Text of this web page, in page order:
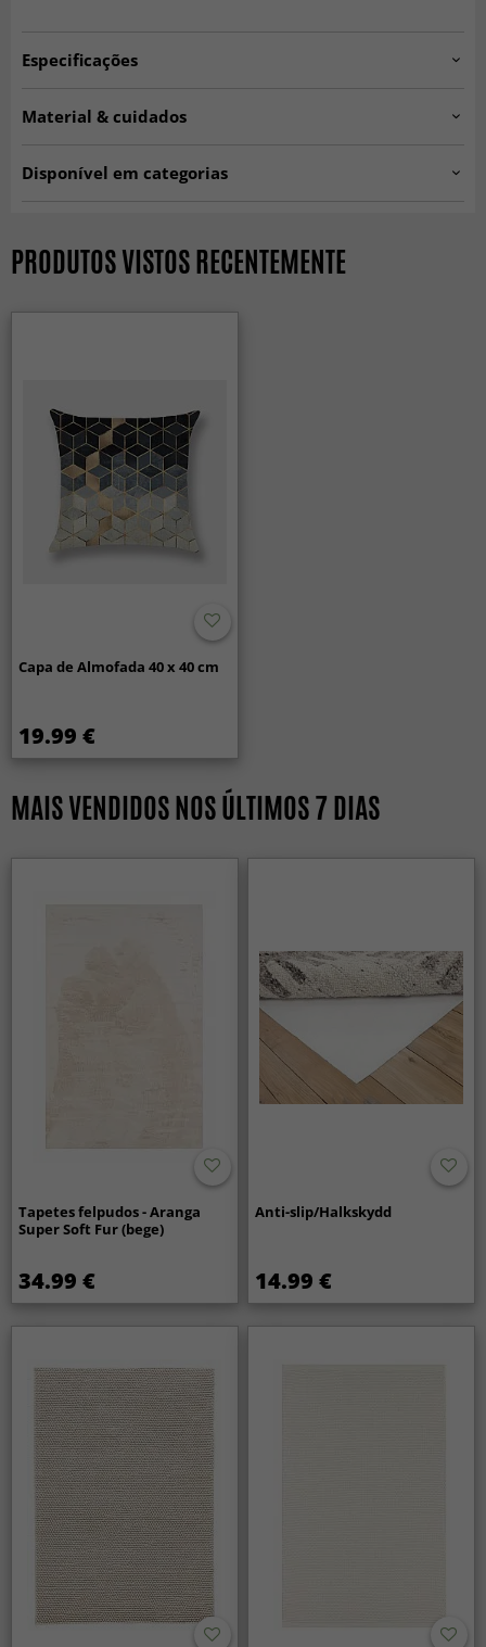
Especificações
Quantidade:1 unidade.
Material & cuidados
Disponível em categorias
PRODUTOS VISTOS RECENTEMENTE
Capa de Almofada 40 x 40 cm
19.99 €
MAIS VENDIDOS NOS ÚLTIMOS 7 DIAS
Tapetes felpudos - Aranga
Super Soft Fur (bege)
34.99 €
Anti-slip/Halkskydd
14.99 €